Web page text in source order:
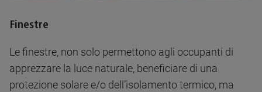
Finestre
Le finestre, non solo permettono agli occupanti di
apprezzare la luce naturale, beneficiare di una
protezione solare e/o dell’isolamento termico, ma